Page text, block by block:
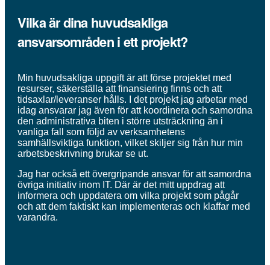
Vilka är dina huvudsakliga
ansvarsområden i ett projekt?
Min huvudsakliga uppgift är att förse projektet med
resurser, säkerställa att finansiering finns och att
tidsaxlar/leveranser hålls. I det projekt jag arbetar med
idag ansvarar jag även för att koordinera och samordna
den administrativa biten i större utsträckning än i
vanliga fall som följd av verksamhetens
samhällsviktiga funktion, vilket skiljer sig från hur min
arbetsbeskrivning brukar se ut.
Jag har också ett övergripande ansvar för att samordna
övriga initiativ inom IT. Där är det mitt uppdrag att
informera och uppdatera om vilka projekt som pågår
och att dem faktiskt kan implementeras och klaffar med
varandra.